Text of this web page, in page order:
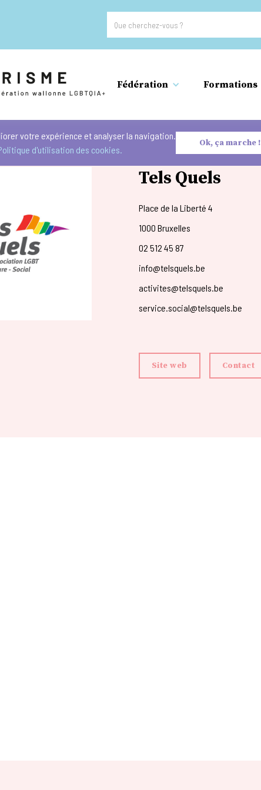
Fédération Formations
votre expérience et analyser la navigation.
d'utilisation des cookies.
Ok, ça marche !
Tels Quels
Place de la Liberté 4
1000 Bruxelles
02 512 45 87
info@telsquels.be
activites@telsquels.be
service.social@telsquels.be
Site web Contact